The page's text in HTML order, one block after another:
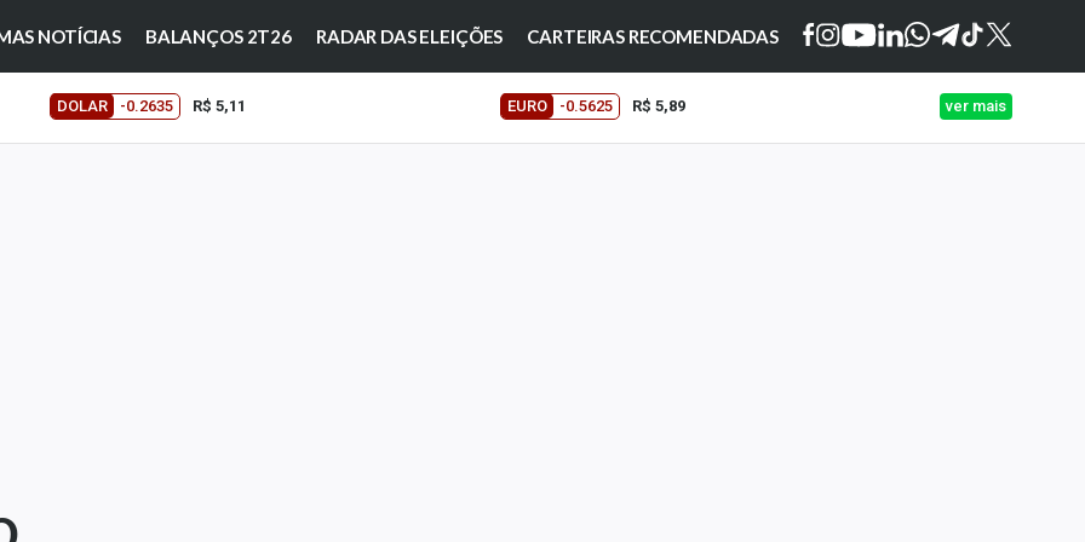
NOTÍCIAS BALANÇOS 2T26 RADAR DAS ELEIÇÕES CARTEIRAS RECOMENDADAS
DOLAR -0.2635 R$ 5,11 EURO -0.5625 R$ 5,89 ver mais